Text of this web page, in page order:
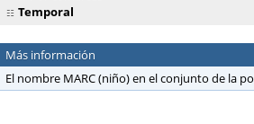
Temporal
Más información
El nombre MARC (niño) en el conjunto de la